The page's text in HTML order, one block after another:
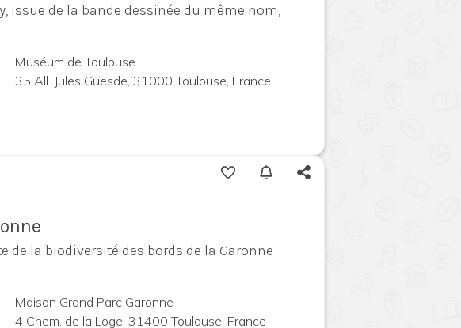
issue de la bande dessinée du même nom,
Muséum de Toulouse
35 All. Jules Guesde, 31000 Toulouse, France
de la biodiversité des bords de la Garonne
Maison Grand Parc Garonne
4 Chem. de la Loge, 31400 Toulouse, France